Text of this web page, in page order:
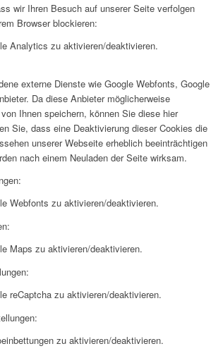
wir Ihren Besuch auf unserer Seite verfolgen
Browser blockieren:
Analytics zu aktivieren/deaktivieren.
externe Dienste wie Google Webfonts, Google
Da diese Anbieter möglicherweise
Ihnen speichern, können Sie diese hier
Sie, dass eine Deaktivierung dieser Cookies die
unserer Webseite erheblich beeinträchtigen
nach einem Neuladen der Seite wirksam.
Webfonts zu aktivieren/deaktivieren.
Maps zu aktivieren/deaktivieren.
reCaptcha zu aktivieren/deaktivieren.
zu aktivieren/deaktivieren.